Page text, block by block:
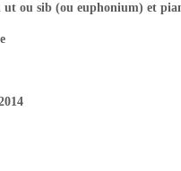
ut ou sib (ou euphonium) et